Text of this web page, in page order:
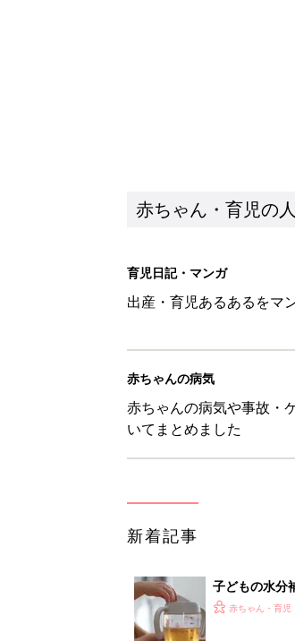
赤ちゃん・育児の
育児日記・マンガ
出産・育児あるあるをマ
赤ちゃんの病気
赤ちゃんの病気や事故・
いてまとめました
新着記事
子どもの水分
く3つのコツ
赤ちゃん・育児